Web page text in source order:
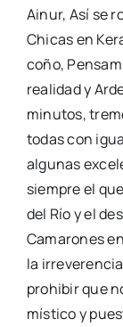
Ainur, Así se
Chicas en
coño,
realidad y
minutos,
todas con
algunas
siempre el
del Río y el
Camarones
la
prohibir que
místico y